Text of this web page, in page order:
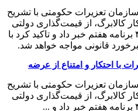
تعزیرات حکومتی با تشریح
کالابرگ، از قیمت‌گذاری دولتی
در کالاهای اساسی طبق ماده ۴۸ برنامه هفتم خبر داد و تاکید کرد با
قانونی مواجه خواهد شد.
با احتکار و امتناع از عرضه
تعزیرات حکومتی با تشریح
کالابرگ، از قیمت‌گذاری دولتی